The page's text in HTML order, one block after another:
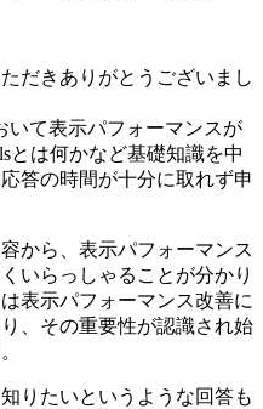
だきありがとうございまし
いて表示パフォーマンスが
とは何かなど基礎知識を中
答の時間が十分に取れず申
から、表示パフォーマンス
いらっしゃることが分かり
表示パフォーマンス改善に
、その重要性が認識され始
りたいというような回答も